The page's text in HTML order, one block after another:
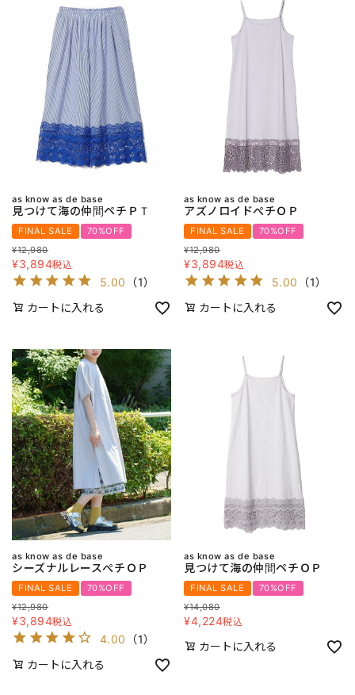
as know as de base
見つけて海の仲間ペチＰＴ
FINAL SALE
70%OFF
¥12,980
¥3,894税込
5.00 （1）
カートに入れる
as know as de base
アズノロイドぺチＯＰ
FINAL SALE
70%OFF
¥12,980
¥3,894税込
5.00 （1）
カートに入れる
as know as de base
シーズナルレースぺチＯＰ
FINAL SALE
70%OFF
¥12,980
¥3,894税込
4.00 （1）
カートに入れる
as know as de base
見つけて海の仲間ペチＯＰ
FINAL SALE
70%OFF
¥14,080
¥4,224税込
カートに入れる